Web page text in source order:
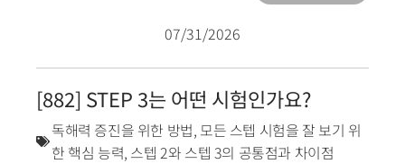
07/31/2026
[882] STEP 3는 어떤 시험인가요?
독해력 증진을 위한 방법, 모든 스텝 시험을 잘 보기 위
한 핵심 능력, 스텝 2와 스텝 3의 공통점과 차이점